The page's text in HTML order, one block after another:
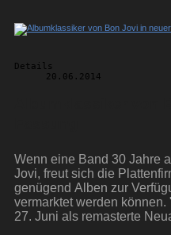
Details
20.06.2014
Wenn eine Band 30 Jahre
Jovi, freut sich die
genügend Alben zur
vermarktet werden
27. Juni als remasterte